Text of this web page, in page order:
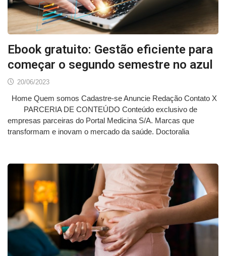
Ebook gratuito: Gestão eficiente para
começar o segundo semestre no azul
20/06/2023
Home Quem somos Cadastre-se Anuncie Redação Contato X
PARCERIA DE CONTEÚDO Conteúdo exclusivo de
empresas parceiras do Portal Medicina S/A. Marcas que
transformam e inovam o mercado da saúde. Doctoralia